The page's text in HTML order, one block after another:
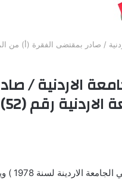
الاردنية /